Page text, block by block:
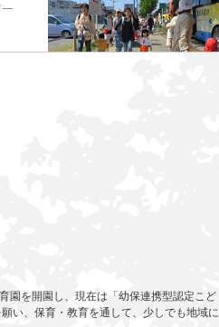
園を開園し、現在は「幼保連携型認定こど
い、保育・教育を通して、少しでも地域に